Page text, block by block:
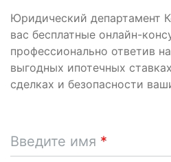
Юридический департамент
вас бесплатные онлайн-
профессионально ответив
выгодных ипотечных
сделках и безопасности
Введите имя